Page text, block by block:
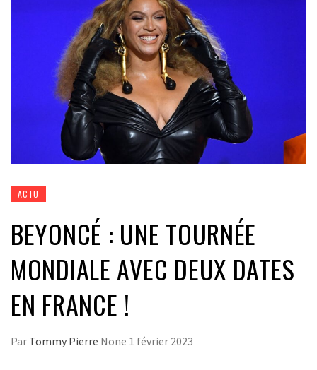
ACTU
BEYONCÉ : UNE TOURNÉE
MONDIALE AVEC DEUX DATES
EN FRANCE !
Par Tommy Pierre None 1 février 2023